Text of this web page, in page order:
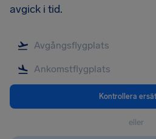
avgick i tid.
Kontrollera
eller